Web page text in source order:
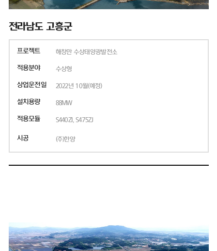
전라남도 고흥군
프로젝트 해창만 수상태양광발전소
적용분야 수상형
상업운전일 2022년 10월(예정)
설치용량 88MW
적용모듈 S440ZI, S475ZJ
시공 (주)한양